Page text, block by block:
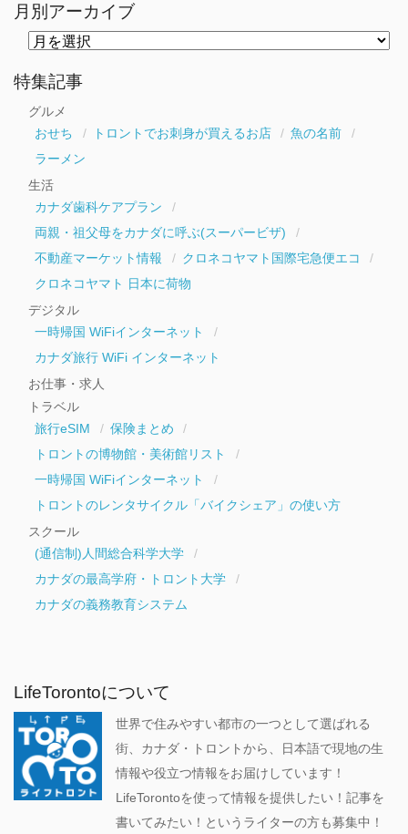
月別アーカイブ
ー
カ
特集記事
グルメ
おせち
トロントでお刺身が買えるお店
魚の名前
ラーメン
生活
カナダ歯科ケアプラン
両親・祖父母をカナダに呼ぶ(スーパービザ)
不動産マーケット情報
クロネコヤマト国際宅急便エコ
クロネコヤマト 日本に荷物
デジタル
一時帰国 WiFiインターネット
カナダ旅行 WiFi インターネット
お仕事・求人
トラベル
旅行eSIM
保険まとめ
トロントの博物館・美術館リスト
一時帰国 WiFiインターネット
トロントのレンタサイクル「バイクシェア」の使い方
スクール
(通信制)人間総合科学大学
カナダの最高学府・トロント大学
カナダの義務教育システム
LifeTorontoについて
世界で住みやすい都市の一つとして選ばれる
街、カナダ・トロントから、日本語で現地の生
情報や役立つ情報をお届けしています！
LifeTorontoを使って情報を提供したい！記事を
書いてみたい！というライターの方も募集中！